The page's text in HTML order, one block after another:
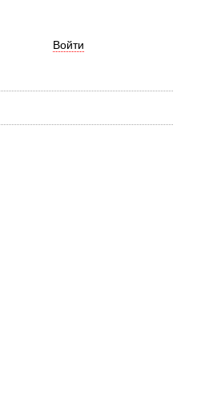
Войти